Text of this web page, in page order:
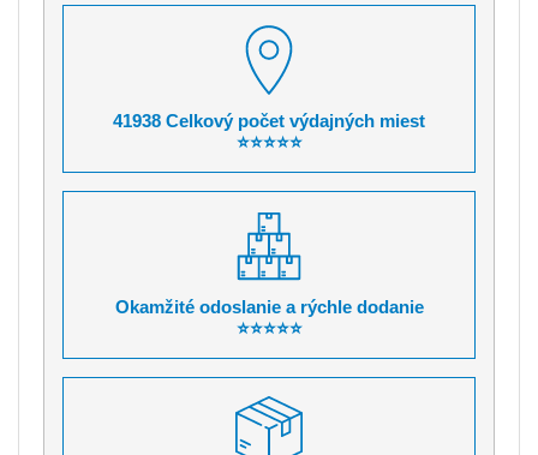
41938 Celkový počet výdajných miest
⭐⭐⭐⭐⭐
Okamžité odoslanie a rýchle dodanie
⭐⭐⭐⭐⭐